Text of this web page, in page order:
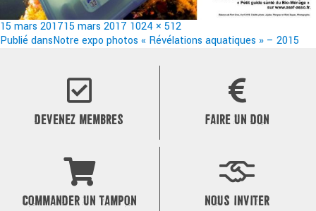
Publié
le
15 mars 201715 mars 2017 Taille
réelle
1024 × 512
Navigation
Publié dansNotre expo photos « Révélations aquatiques » – 2015
DEVENEZ MEMBRES FAIRE UN DON
COMMANDER UN TAMPON
NOUS INVITER